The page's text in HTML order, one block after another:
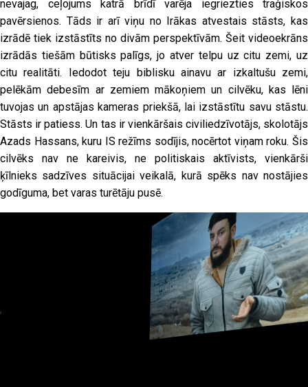
nevajag, ceļojums katrā brīdī varēja iegriezties traģiskos
pavērsienos. Tāds ir arī viņu no Irākas atvestais stāsts, kas
izrādē tiek izstāstīts no divām perspektīvām. Šeit videoekrāns
izrādās tiešām būtisks palīgs, jo atver telpu uz citu zemi, uz
citu realitāti. Iedodot teju biblisku ainavu ar izkaltušu zemi,
pelēkām debesīm ar zemiem mākoņiem un cilvēku, kas lēni
tuvojas un apstājas kameras priekšā, lai izstāstītu savu stāstu.
Stāsts ir patiess. Un tas ir vienkāršais civiliedzīvotājs, skolotājs
Azads Hassans, kuru IS režīms sodījis, nocērtot viņam roku. Šis
cilvēks nav ne kareivis, ne politiskais aktīvists, vienkārši
ķīlnieks sadzīves situācijai veikalā, kurā spēks nav nostājies
godīguma, bet varas turētāju pusē.